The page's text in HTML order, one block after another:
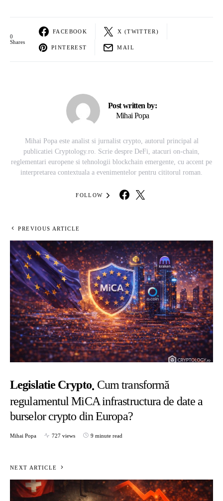
0
Shares
FACEBOOK X (TWITTER)
PINTEREST MAIL
Post written by:
Mihai Popa
Mihai Popa este analist si jurnalist crypto, autorul principal al
publicatiei Cryptology.ro. Scrie despre DeFi, atacuri on-chain,
reglementari europene si tehnologii blockchain emergente, cu accent pe
interpretarea contextuala a evenimentelor pentru cititorul roman.
FOLLOW
PREVIOUS ARTICLE
Legislatie Crypto Cum transformă
regulamentul MiCA infrastructura de date a
burselor crypto din Europa?
Mihai Popa 727 views 9 minute read
NEXT ARTICLE